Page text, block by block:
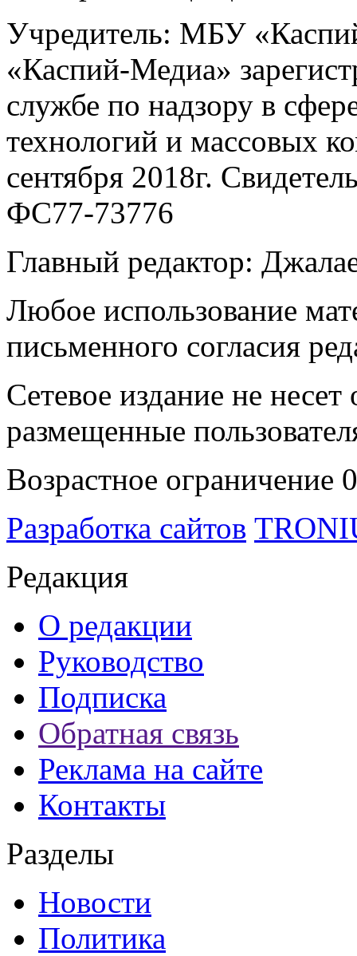
Учредитель: МБУ
«Каспий-Медиа»
службе по надзору в
технологий и массовых
сентября 2018г.
ФС77-73776
Главный редактор:
Любое использование
письменного согласия
Сетевое издание не
размещенные
Возрастное ограничение
Разработка сайтов
Редакция
О редакции
Руководство
Подписка
Обратная связь
Реклама на сайте
Контакты
Разделы
Новости
Политика